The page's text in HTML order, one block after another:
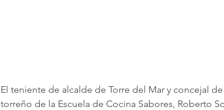
El teniente de alcalde de Torre del Mar y concejal
torreño de la Escuela de Cocina Sabores, Roberto